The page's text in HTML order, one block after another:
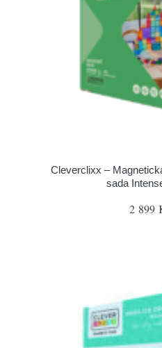
Cleverclixx –
sada
2 899